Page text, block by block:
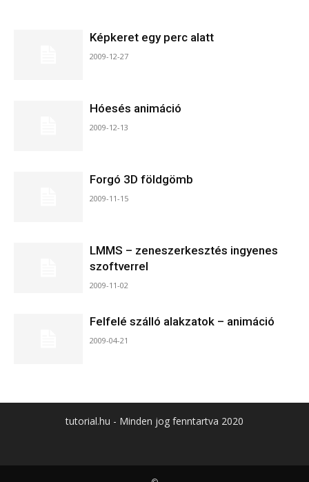
Képkeret egy perc alatt
2009-12-27
Hóesés animáció
2009-12-13
Forgó 3D földgömb
2009-11-15
LMMS – zeneszerkesztés ingyenes
szoftverrel
2009-11-02
Felfelé szálló alakzatok – animáció
2009-04-21
tutorial.hu - Minden jog fenntartva 2020